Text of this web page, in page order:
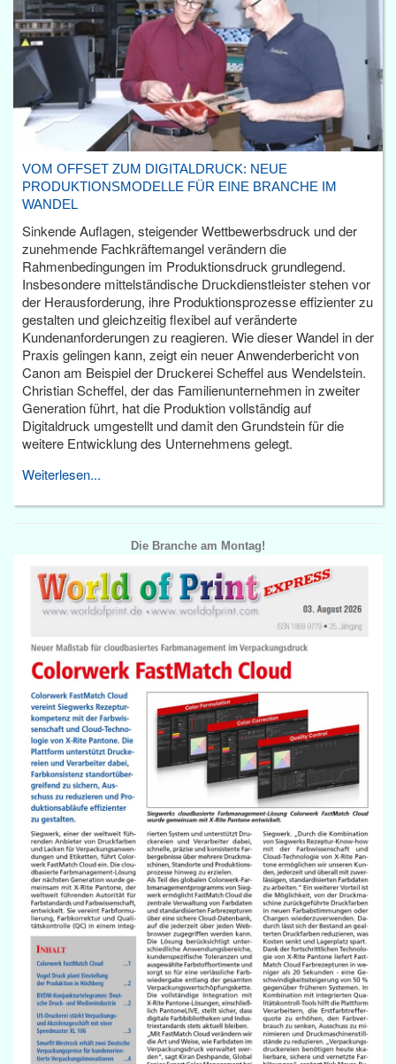
VOM OFFSET ZUM DIGITALDRUCK: NEUE
PRODUKTIONSMODELLE FÜR EINE BRANCHE IM
WANDEL
Sinkende Auflagen, steigender Wettbewerbsdruck und der
zunehmende Fachkräftemangel verändern die
Rahmenbedingungen im Produktionsdruck grundlegend.
Insbesondere mittelständische Druckdienstleister stehen vor
der Herausforderung, ihre Produktionsprozesse effizienter zu
gestalten und gleichzeitig flexibel auf veränderte
Kundenanforderungen zu reagieren. Wie dieser Wandel in der
Praxis gelingen kann, zeigt ein neuer Anwenderbericht von
Canon am Beispiel der Druckerei Scheffel aus Wendelstein.
Christian Scheffel, der das Familienunternehmen in zweiter
Generation führt, hat die Produktion vollständig auf
Digitaldruck umgestellt und damit den Grundstein für die
weitere Entwicklung des Unternehmens gelegt.
Weiterlesen...
Die Branche am Montag!